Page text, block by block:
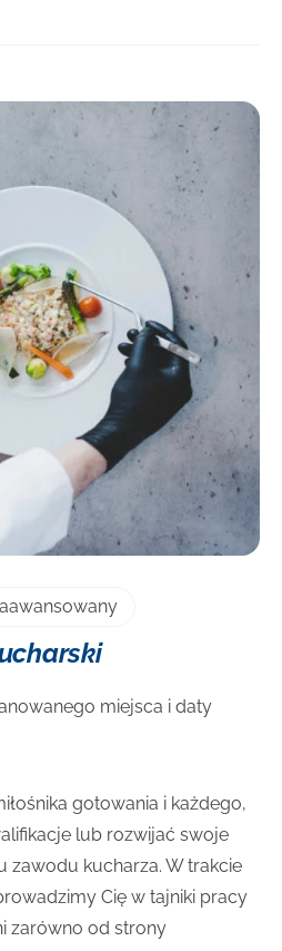
SIĘ WIĘCEJ
miejsca i daty
gotowania i każdego,
lub rozwijać swoje
zawodu kucharza. W trakcie
Cię w tajniki pracy
zarówno od strony